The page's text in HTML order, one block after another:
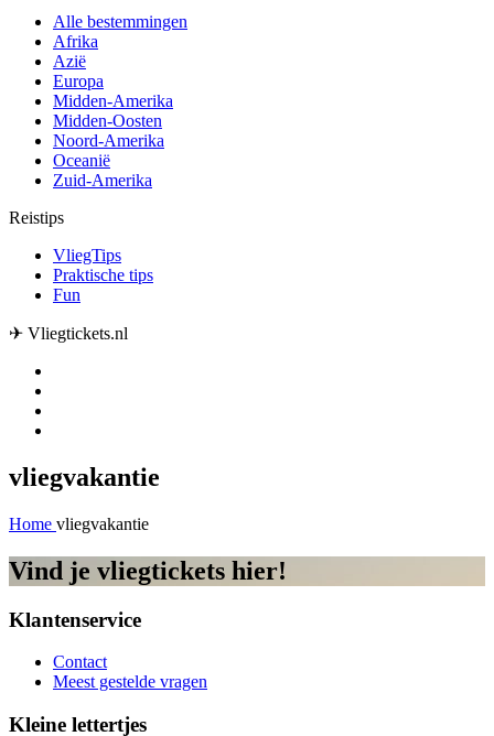
Alle bestemmingen
Afrika
Azië
Europa
Midden-Amerika
Midden-Oosten
Noord-Amerika
Oceanië
Zuid-Amerika
Reistips
VliegTips
Praktische tips
Fun
✈ Vliegtickets.nl
vliegvakantie
Home vliegvakantie
Vind je vliegtickets hier!
Klantenservice
Contact
Meest gestelde vragen
Kleine lettertjes